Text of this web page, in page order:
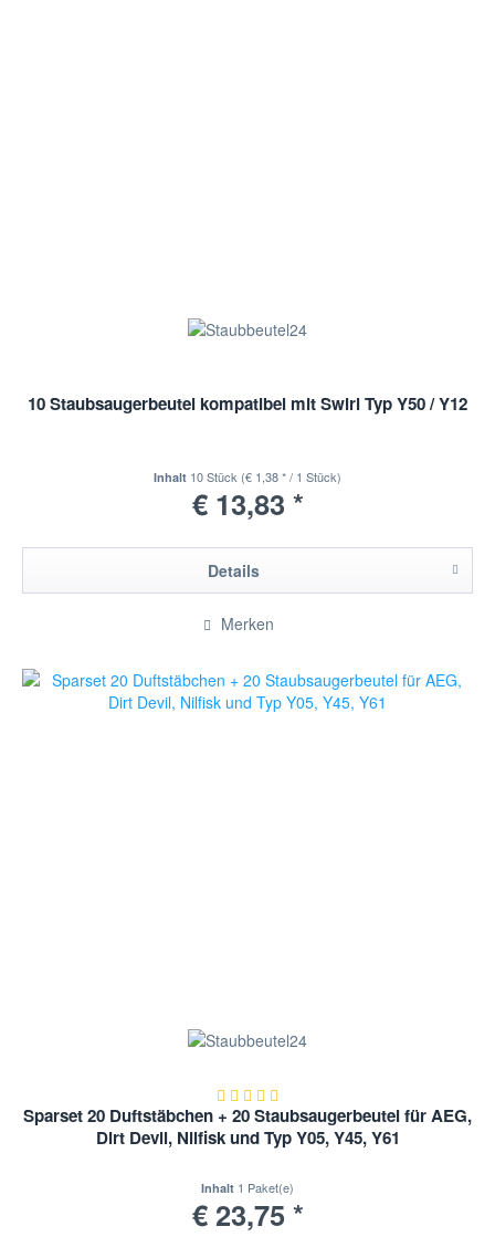
10 Staubsaugerbeutel kompatibel mit Swirl Typ Y50 / Y12
Inhalt 10 Stück (€ 1,38 * / 1 Stück)
€ 13,83 *
Details
Merken
Sparset 20 Duftstäbchen + 20 Staubsaugerbeutel für AEG,
Dirt Devil, Nilfisk und Typ Y05, Y45, Y61
Inhalt 1 Paket(e)
€ 23,75 *